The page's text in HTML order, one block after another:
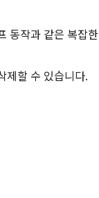
동작과 같은 복잡한
제할 수 있습니다.